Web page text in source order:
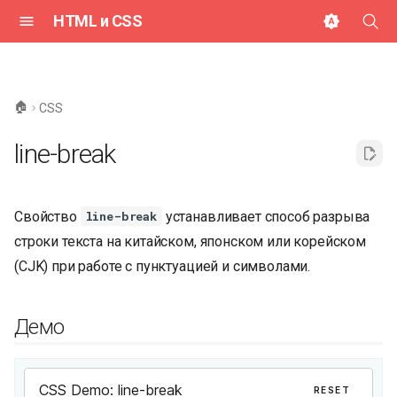
HTML и CSS
а
л
🏠 CSS
line-break
Свойство line-break устанавливает способ разрыва
строки текста на китайском, японском или корейском
(CJK) при работе с пунктуацией и символами.
Демо